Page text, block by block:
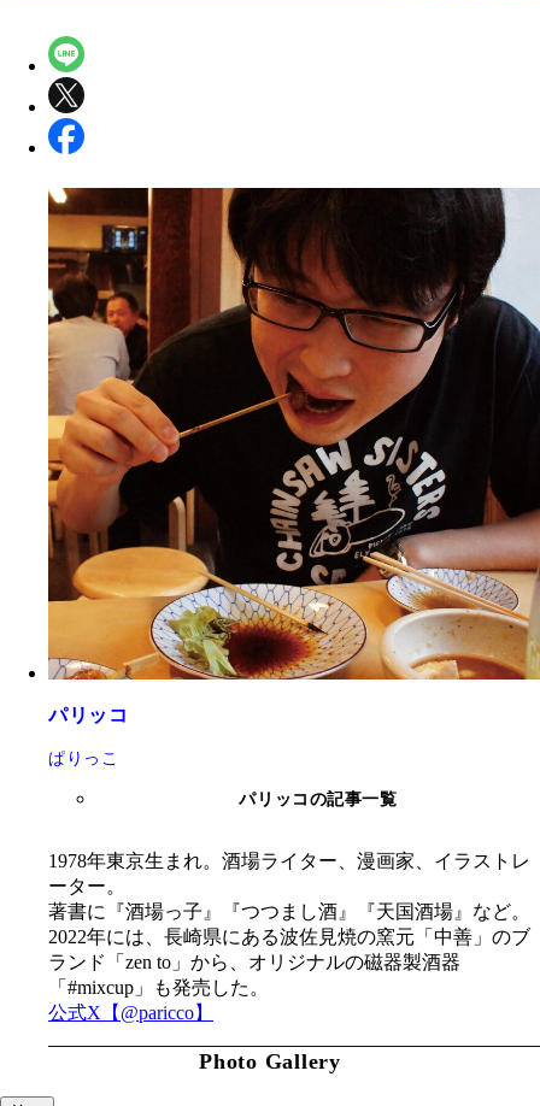
パリッコ
ぱりっこ
パリッコの記事一覧
1978年東京生まれ。酒場ライター、漫画家、イラストレ
ーター。
著書に『酒場っ子』『つつまし酒』『天国酒場』など。
2022年には、長崎県にある波佐見焼の窯元「中善」のブ
ランド「zen to」から、オリジナルの磁器製酒器
「#mixcup」も発売した。
公式X【@paricco】
Photo Gallery